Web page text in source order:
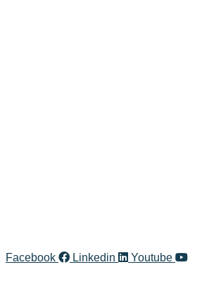
Facebook Linkedin Youtube